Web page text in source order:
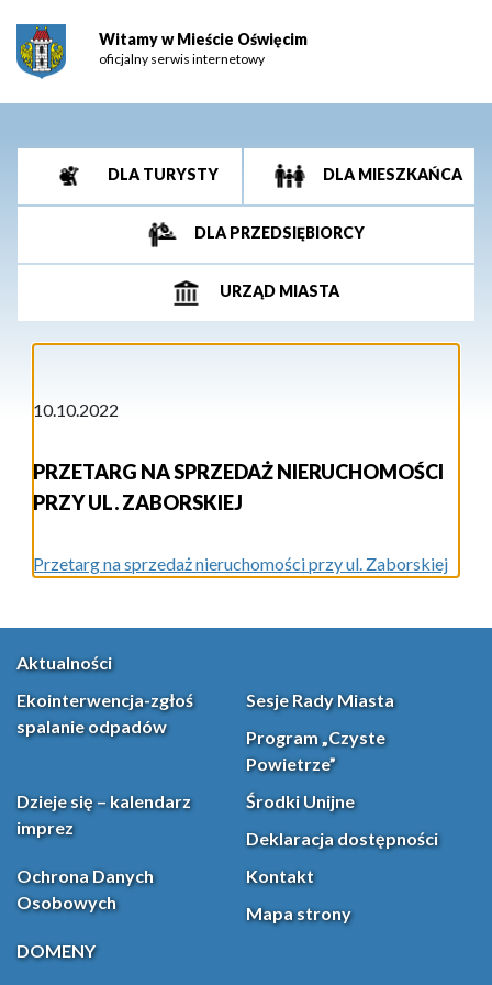
Witamy w Mieście Oświęcim
oficjalny serwis internetowy
DLA TURYSTY DLA MIESZKAŃCA
DLA PRZEDSIĘBIORCY
URZĄD MIASTA
10.10.2022
PRZETARG NA SPRZEDAŻ NIERUCHOMOŚCI
PRZY UL. ZABORSKIEJ
Przetarg na sprzedaż nieruchomości przy ul. Zaborskiej
Aktualności
Ekointerwencja-zgłoś
spalanie odpadów
Sesje Rady Miasta
Program „Czyste
Powietrze”
Dzieje się – kalendarz
imprez
Środki Unijne
Deklaracja dostępności
Ochrona Danych
Osobowych
Kontakt
Mapa strony
DOMENY